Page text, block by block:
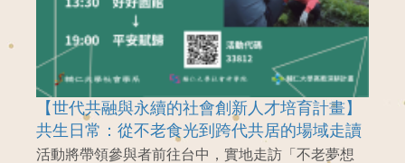
【世代共融與永續的社會創新人才培育計畫】
共生日常：從不老食光到跨代共居的場域走讀
活動將帶領參與者前往台中，實地走訪「不老夢想